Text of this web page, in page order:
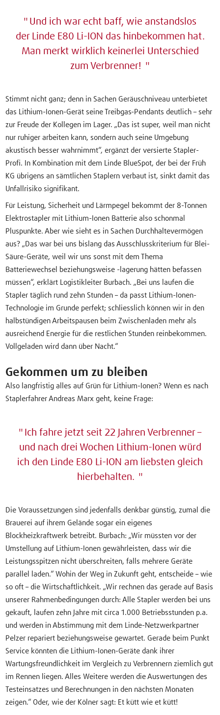
Und ich war echt baff, wie anstandslos
der Linde E80 Li-ION das hinbekommen hat.
Man merkt wirklich keinerlei Unterschied
zum Verbrenner!
Stimmt nicht ganz; denn in Sachen Geräuschniveau unterbietet
das Lithium-Ionen-Gerät seine Treibgas-Pendants deutlich – sehr
zur Freude der Kollegen im Lager. „Das ist super, weil man nicht
nur ruhiger arbeiten kann, sondern auch seine Umgebung
akustisch besser wahrnimmt“, ergänzt der versierte Stapler-
Profi. In Kombination mit dem Linde BlueSpot, der bei der Früh
KG übrigens an sämtlichen Staplern verbaut ist, sinkt damit das
Unfallrisiko signifikant.
Für Leistung, Sicherheit und Lärmpegel bekommt der 8-Tonnen
Elektrostapler mit Lithium-Ionen Batterie also schonmal
Pluspunkte. Aber wie sieht es in Sachen Durchhaltevermögen
aus? „Das war bei uns bislang das Ausschlusskriterium für Blei-
Säure-Geräte, weil wir uns sonst mit dem Thema
Batteriewechsel beziehungsweise -lagerung hätten befassen
müssen“, erklärt Logistikleiter Burbach. „Bei uns laufen die
Stapler täglich rund zehn Stunden – da passt Lithium-Ionen-
Technologie im Grunde perfekt; schliesslich können wir in den
halbstündigen Arbeitspausen beim Zwischenladen mehr als
ausreichend Energie für die restlichen Stunden reinbekommen.
Vollgeladen wird dann über Nacht.“
Gekommen um zu bleiben
Also langfristig alles auf Grün für Lithium-Ionen? Wenn es nach
Staplerfahrer Andreas Marx geht, keine Frage:
Ich fahre jetzt seit 22 Jahren Verbrenner –
und nach drei Wochen Lithium-Ionen würd
ich den Linde E80 Li-ION am liebsten gleich
hierbehalten.
Die Voraussetzungen sind jedenfalls denkbar günstig, zumal die
Brauerei auf ihrem Gelände sogar ein eigenes
Blockheizkraftwerk betreibt. Burbach: „Wir müssten vor der
Umstellung auf Lithium-Ionen gewährleisten, dass wir die
Leistungsspitzen nicht überschreiten, falls mehrere Geräte
parallel laden.“ Wohin der Weg in Zukunft geht, entscheide – wie
so oft – die Wirtschaftlichkeit. „Wir rechnen das gerade auf Basis
unserer Rahmenbedingungen durch: Alle Stapler werden bei uns
gekauft, laufen zehn Jahre mit circa 1.000 Betriebsstunden p.a.
und werden in Abstimmung mit dem Linde-Netzwerkpartner
Pelzer repariert beziehungsweise gewartet. Gerade beim Punkt
Service könnten die Lithium-Ionen-Geräte dank ihrer
Wartungsfreundlichkeit im Vergleich zu Verbrennern ziemlich gut
im Rennen liegen. Alles Weitere werden die Auswertungen des
Testeinsatzes und Berechnungen in den nächsten Monaten
zeigen.“ Oder, wie der Kölner sagt: Et kütt wie et kütt!